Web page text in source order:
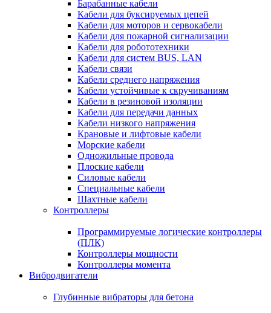
Барабанные кабели
Кабели для буксируемых цепей
Кабели для моторов и сервокабели
Кабели для пожарной сигнализации
Кабели для робототехники
Кабели для систем BUS, LAN
Кабели связи
Кабели среднего напряжения
Кабели устойчивые к скручиваниям
Кабели в резиновой изоляции
Кабели для передачи данных
Кабели низкого напряжения
Крановые и лифтовые кабели
Морские кабели
Одножильные провода
Плоские кабели
Силовые кабели
Специальные кабели
Шахтные кабели
Контроллеры
Программируемые логические контроллеры
(ПЛК)
Контроллеры мощности
Контроллеры момента
Вибродвигатели
Глубинные вибраторы для бетона